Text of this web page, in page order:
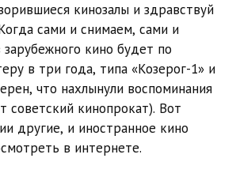
кинозалы и здравствуй
сами и снимаем, сами и
кино будет по
в три года, типа «Козерог-1» и
что нахлынули воспоминания
советский кинопрокат). Вот
другие, и иностранное кино
в интернете.